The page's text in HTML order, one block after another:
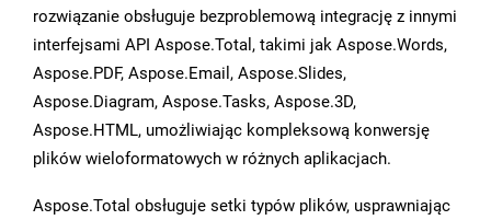
rozwiązanie obsługuje bezproblemową integrację z innymi
interfejsami API Aspose.Total, takimi jak Aspose.Words,
Aspose.PDF, Aspose.Email, Aspose.Slides,
Aspose.Diagram, Aspose.Tasks, Aspose.3D,
Aspose.HTML, umożliwiając kompleksową konwersję
plików wieloformatowych w różnych aplikacjach.
Aspose.Total obsługuje setki typów plików, usprawniając